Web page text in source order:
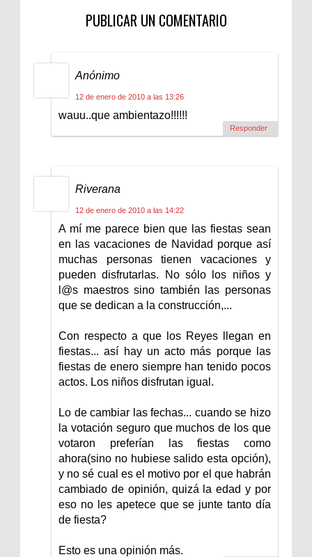
PUBLICAR UN COMENTARIO
Anónimo
12 de enero de 2010 a las 13:26
wauu..que ambientazo!!!!!!
Responder
Riverana
12 de enero de 2010 a las 14:22
A mí me parece bien que las fiestas sean
en las vacaciones de Navidad porque así
muchas personas tienen vacaciones y
pueden disfrutarlas. No sólo los niños y
l@s maestros sino también las personas
que se dedican a la construcción,...
Con respecto a que los Reyes llegan en
fiestas... así hay un acto más porque las
fiestas de enero siempre han tenido pocos
actos. Los niños disfrutan igual.
Lo de cambiar las fechas... cuando se hizo
la votación seguro que muchos de los que
votaron preferían las fiestas como
ahora(sino no hubiese salido esta opción),
y no sé cual es el motivo por el que habrán
cambiado de opinión, quizá la edad y por
eso no les apetece que se junte tanto día
de fiesta?
Esto es una opinión más.